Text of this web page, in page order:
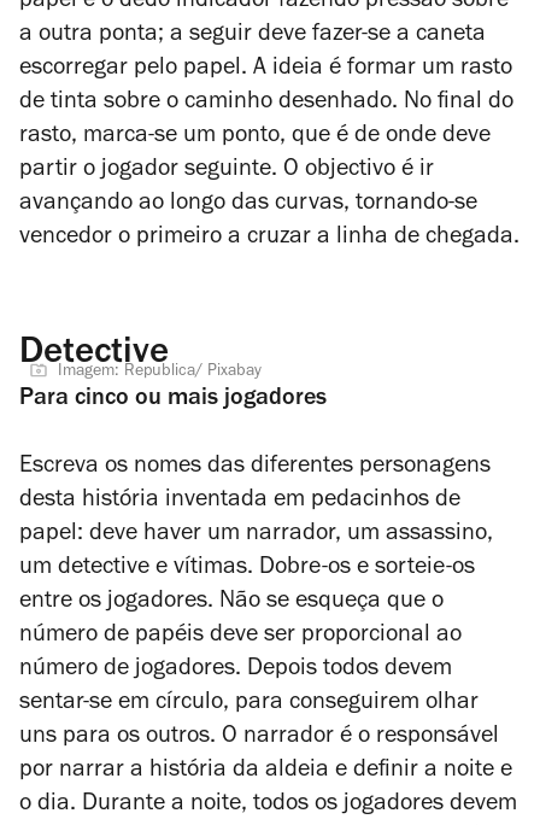
a outra ponta; a seguir deve fazer-se a caneta
escorregar pelo papel. A ideia é formar um rasto
de tinta sobre o caminho desenhado. No final do
rasto, marca-se um ponto, que é de onde deve
partir o jogador seguinte. O objectivo é ir
avançando ao longo das curvas, tornando-se
vencedor o primeiro a cruzar a linha de chegada.
Detective
Imagem: Republica/ Pixabay
Para cinco ou mais jogadores
Escreva os nomes das diferentes personagens
desta história inventada em pedacinhos de
papel: deve haver um narrador, um assassino,
um detective e vítimas. Dobre-os e sorteie-os
entre os jogadores. Não se esqueça que o
número de papéis deve ser proporcional ao
número de jogadores. Depois todos devem
sentar-se em círculo, para conseguirem olhar
uns para os outros. O narrador é o responsável
por narrar a história da aldeia e definir a noite e
o dia. Durante a noite, todos os jogadores devem